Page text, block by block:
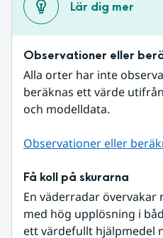
Lär dig mer
Observationer eller
Alla orter har inte
beräknas ett värde
och modelldata.
Observationer eller
Få koll på skurarna
En väderradar
med hög upplösning i
ett värdefullt hjälpmedel